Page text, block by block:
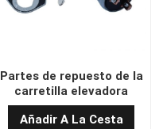
Partes de repuesto de la
carretilla elevadora
JK404C-1-G00/JK404A6-
G00 STIFT DE CLAVE
Añadir A La Cesta